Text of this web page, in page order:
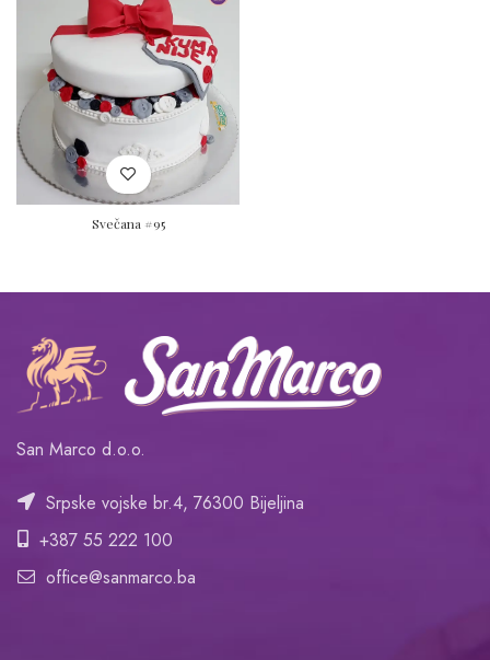
Svečana #95
San Marco d.o.o.
Srpske vojske br.4, 76300 Bijeljina
+387 55 222 100
office@sanmarco.ba